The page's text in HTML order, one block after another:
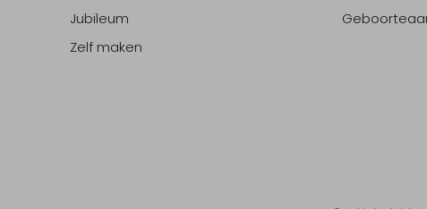
Jubileum
Zelf maken